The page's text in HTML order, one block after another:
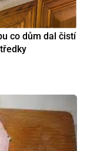
co dům dal čistí